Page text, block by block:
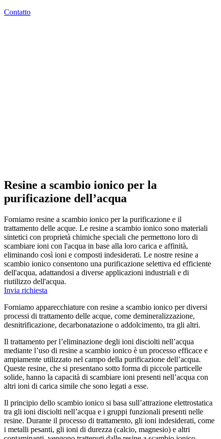
Contatto
Resine a scambio ionico per la
purificazione dell’acqua
Forniamo resine a scambio ionico per la purificazione e il
trattamento delle acque. Le resine a scambio ionico sono materiali
sintetici con proprietà chimiche speciali che permettono loro di
scambiare ioni con l'acqua in base alla loro carica e affinità,
eliminando così ioni e composti indesiderati. Le nostre resine a
scambio ionico consentono una purificazione selettiva ed efficiente
dell'acqua, adattandosi a diverse applicazioni industriali e di
riutilizzo dell'acqua.
Invia richiesta
Forniamo apparecchiature con resine a scambio ionico per diversi
processi di trattamento delle acque, come demineralizzazione,
desnitrificazione, decarbonatazione o addolcimento, tra gli altri.
Il trattamento per l’eliminazione degli ioni disciolti nell’acqua
mediante l’uso di resine a scambio ionico è un processo efficace e
ampiamente utilizzato nel campo della purificazione dell’acqua.
Queste resine, che si presentano sotto forma di piccole particelle
solide, hanno la capacità di scambiare ioni presenti nell’acqua con
altri ioni di carica simile che sono legati a esse.
Il principio dello scambio ionico si basa sull’attrazione elettrostatica
tra gli ioni disciolti nell’acqua e i gruppi funzionali presenti nelle
resine. Durante il processo di trattamento, gli ioni indesiderati, come
i metalli pesanti, gli ioni di durezza (calcio, magnesio) e altri